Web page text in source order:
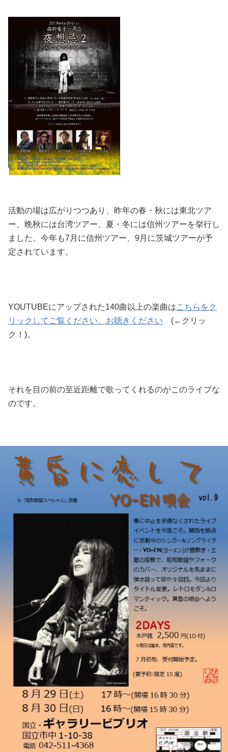
活動の場は広がりつつあり、昨年の春・秋には東北ツア
ー、晩秋には台湾ツアー、夏・冬には信州ツアーを挙行し
ました。今年も7月に信州ツアー、9月に茨城ツアーが予
定されています。
YOUTUBEにアップされた140曲以上の楽曲はこちらをク
リックしてご覧ください、お聴きください (←クリッ
ク！)。
それを目の前の至近距離で歌ってくれるのがこのライブな
のです。